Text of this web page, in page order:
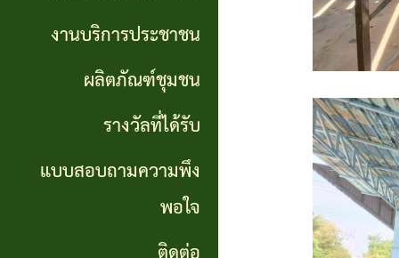
อบต.
งาน
บริการ
ประชาชน
ผลิตภัณฑ์
งานบริการประชาชน
ผลิตภัณฑ์ชุมชน
รางวัลที่ได้รับ
แบบสอบถามความพึง
พอใจ